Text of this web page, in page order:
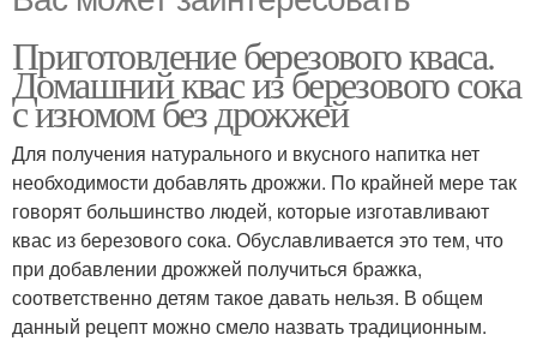
Приготовление березового кваса.
Домашний квас из березового сока
с изюмом без дрожжей
Для получения натурального и вкусного напитка нет
необходимости добавлять дрожжи. По крайней мере так
говорят большинство людей, которые изготавливают
квас из березового сока. Обуславливается это тем, что
при добавлении дрожжей получиться бражка,
соответственно детям такое давать нельзя. В общем
данный рецепт можно смело назвать традиционным.